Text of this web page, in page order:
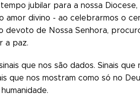
jubilar para a nossa
amor divino - ao celebrarmos o
de Nossa Senhora,
a paz.
que nos são dados. Sinais que
que nos mostram como só no